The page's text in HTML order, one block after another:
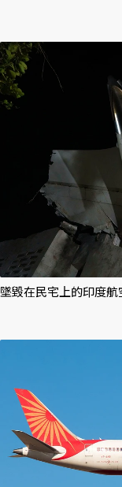
墜毀在民宅上的印度